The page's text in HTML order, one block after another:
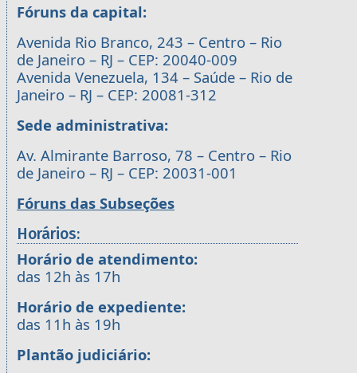
Fóruns da capital:
Avenida Rio Branco, 243 – Centro – Rio
de Janeiro – RJ – CEP: 20040-009
Avenida Venezuela, 134 – Saúde – Rio de
Janeiro – RJ – CEP: 20081-312
Sede administrativa:
Av. Almirante Barroso, 78 – Centro – Rio
de Janeiro – RJ – CEP: 20031-001
Fóruns das Subseções
Horários:
Horário de atendimento:
das 12h às 17h
Horário de expediente:
das 11h às 19h
Plantão judiciário: